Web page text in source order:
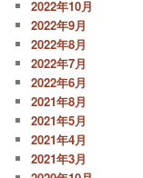
2022年10月
2022年9月
2022年8月
2022年7月
2022年6月
2021年8月
2021年5月
2021年4月
2021年3月